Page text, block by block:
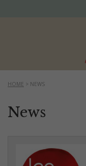
HOME > NEWS
News